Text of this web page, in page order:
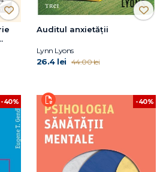
Auditul anxietății
Lynn Lyons
26.4 lei 44.00 lei
-40% -40%